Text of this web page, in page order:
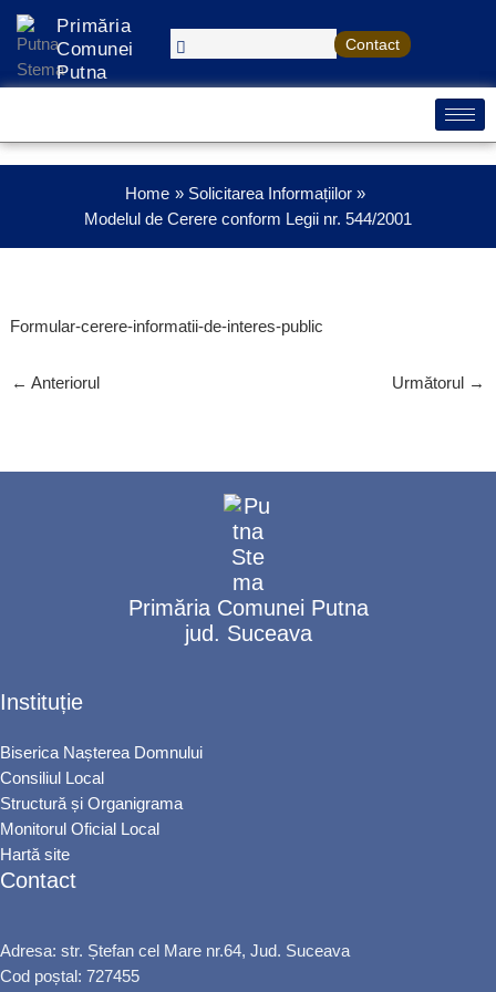
Treci
conținut
Primăria
Comunei
Putna
Contact
Home
Solicitarea Informațiilor
Modelul de Cerere conform Legii nr. 544/2001
Formular-cerere-informatii-de-interes-public
← Anteriorul Următorul →
Primăria Comunei Putna
jud. Suceava
Instituție
Biserica Nașterea Domnului
Consiliul Local
Structură și Organigrama
Monitorul Oficial Local
Hartă site
Contact
Adresa: str. Ștefan cel Mare nr.64, Jud. Suceava
Cod poștal: 727455